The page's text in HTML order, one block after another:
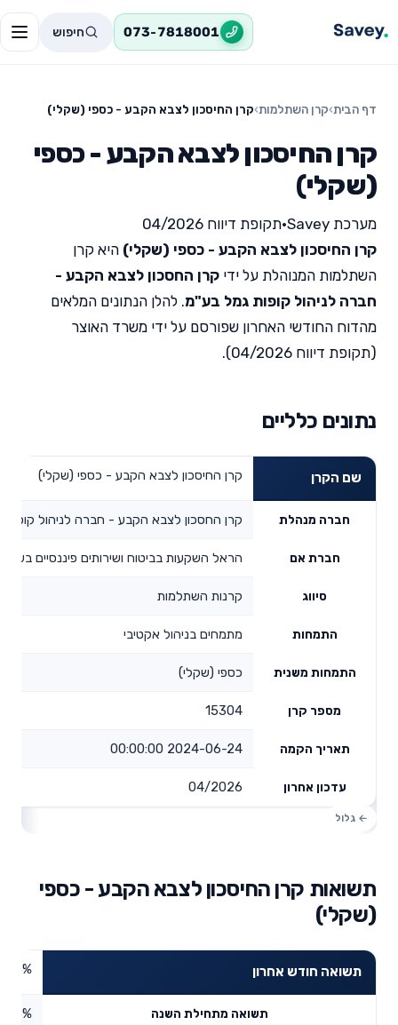
073-7818001 חיפוש
דף הבית›קרן השתלמות›קרן החיסכון לצבא הקבע - כספי (שקלי)
קרן החיסכון לצבא הקבע - כספי
(שקלי)
מערכת Savey •תקופת דיווח 04/2026
קרן החיסכון לצבא הקבע - כספי (שקלי) היא קרן
השתלמות המנוהלת על ידי קרן החסכון לצבא הקבע -
חברה לניהול קופות גמל בע"מ. להלן הנתונים המלאים
מהדוח החודשי האחרון שפורסם על ידי משרד האוצר
(תקופת דיווח 04/2026).
נתונים כלליים
שם הקרן קרן החיסכון לצבא הקבע - כספי (שקלי)
חברה מנהלת קרן החסכון לצבא הקבע - חברה לניהול
חברת אם הראל השקעות בביטוח ושירותים פיננסיים בע"מ
סיווג קרנות השתלמות
התמחות מתמחים בניהול אקטיבי
התמחות משנית כספי (שקלי)
מספר קרן 15304
תאריך הקמה 2024-06-24 00:00:00
עדכון אחרון 04/2026
תשואות קרן החיסכון לצבא הקבע - כספי
(שקלי)
תשואה חודש אחרון
תשואה מתחילת השנה 1.3%